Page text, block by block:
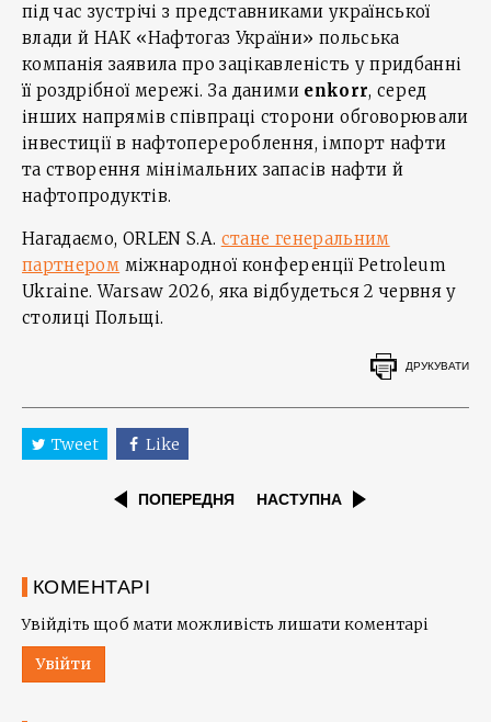
під час зустрічі з представниками української
влади й НАК «Нафтогаз України» польська
компанія заявила про зацікавленість у придбанні
її роздрібної мережі. За даними enkorr, серед
інших напрямів співпраці сторони обговорювали
інвестиції в нафтоперероблення, імпорт нафти
та створення мінімальних запасів нафти й
нафтопродуктів.
Нагадаємо, ORLEN S.A. стане генеральним
партнером міжнародної конференції Petroleum
Ukraine. Warsaw 2026, яка відбудеться 2 червня у
столиці Польщі.
ДРУКУВАТИ
Tweet Like
ПОПЕРЕДНЯ НАСТУПНА
КОМЕНТАРІ
Увійдіть щоб мати можливість лишати коментарі
Увійти